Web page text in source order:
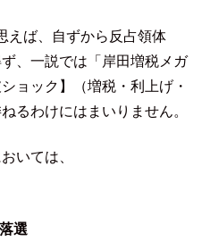
えば、自ずから反占領体
、一説では「岸田増税メガ
ョック】（増税・利上げ・
るわけにはまいりません。
いては、
選